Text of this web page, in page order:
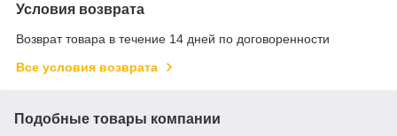
Условия возврата
Возврат товара в течение 14 дней по договоренности
Все условия возврата
Подобные товары компании